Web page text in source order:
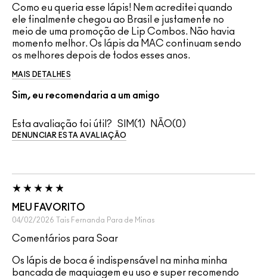
Como eu queria esse lápis! Nem acreditei quando
ele finalmente chegou ao Brasil e justamente no
meio de uma promoção de Lip Combos. Não havia
momento melhor. Os lápis da MAC continuam sendo
os melhores depois de todos esses anos.
MAIS DETALHES
Sim, eu recomendaria a um amigo
Esta avaliação foi útil? 1 0
DENUNCIAR ESTA AVALIAÇÃO
MEU FAVORITO
04/02/2026 Tais Fernanda Para de Minas
Comentários para Soar
Os lápis de boca é indispensável na minha minha
bancada de maquiagem eu uso e super recomendo